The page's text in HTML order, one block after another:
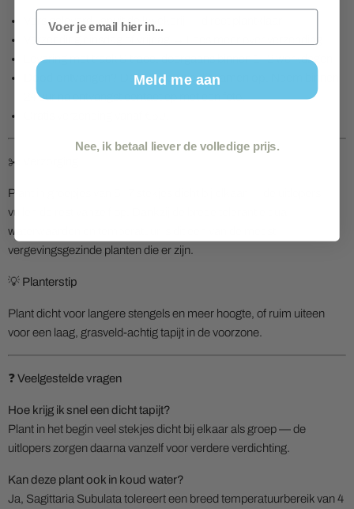
Vers geleverd vanuit de kwekerij — direct plantklaar
Levering met track & trace, doorgaans binnen 1–2 werkdagen
Dood ontvangen? Dan lossen we dit samen op.
24 uur na ontvangst contact op met een foto.
✂️ Verzorging
Plant in groepjes van 5–7 stekjes dicht bij elkaar — de uitlopers
vullen de rest vanzelf op. Dankzij de brede tolerantie qua
waterwaarden en temperatuur is dit een van de meest
vergevingsgezinde planten die er zijn.
💡 Planterstip
Plant dicht voor langere stengels en meer hoogte, of ruim uiteen
voor een laag, grasveld-achtig tapijt in de voorzone.
❓ Veelgestelde vragen
Hoe krijg ik snel een dicht tapijt?
Plant in het begin veel stekjes dicht bij elkaar als groep — de
uitlopers zorgen daarna vanzelf voor verdere verdichting.
Kan deze plant ook in koud water?
Ja, Sagittaria Subulata tolereert een breed temperatuurbereik van 4
Email
Meld me aan
Nee, ik betaal liever de volledige prijs.